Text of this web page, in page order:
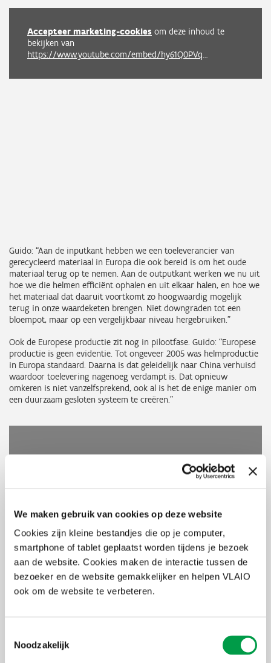
We maken gebruik van cookies op deze website
Cookies zijn kleine bestandjes die op je computer,
smartphone of tablet geplaatst worden tijdens je bezoek
aan de website. Cookies maken de interactie tussen de
bezoeker en de website gemakkelijker en helpen VLAIO
ook om de website te verbeteren.
Noodzakelijk
Accepteer marketing-cookies om deze inhoud te
bekijken van
Guido: “Aan de inputkant hebben we een toeleverancier van
gerecycleerd materiaal in Europa die ook bereid is om het oude
materiaal terug op te nemen. Aan de outputkant werken we nu uit
hoe we die helmen efficiënt ophalen en uit elkaar halen, en hoe we
het materiaal dat daaruit voortkomt zo hoogwaardig mogelijk
terug in onze waardeketen brengen. Niet downgraden tot een
bloempot, maar op een vergelijkbaar niveau hergebruiken.”
Ook de Europese productie zit nog in pilootfase. Guido: “Europese
productie is geen evidentie. Tot ongeveer 2005 was helmproductie
in Europa standaard. Daarna is dat geleidelijk naar China verhuisd
waardoor toelevering nagenoeg verdampt is. Dat opnieuw
omkeren is niet vanzelfsprekend, ook al is het de enige manier om
een duurzaam gesloten systeem te creëren.”
Tien minuten in de winkel
komtSofieHertog
, Marketing Manager bij Lazer, in beeld. “Het is